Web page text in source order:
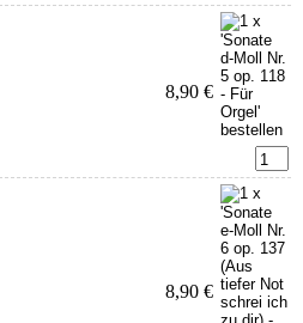
8,90 €
8,90 €